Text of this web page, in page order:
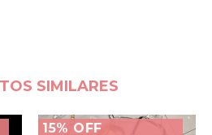
SIMILARES
15% OFF